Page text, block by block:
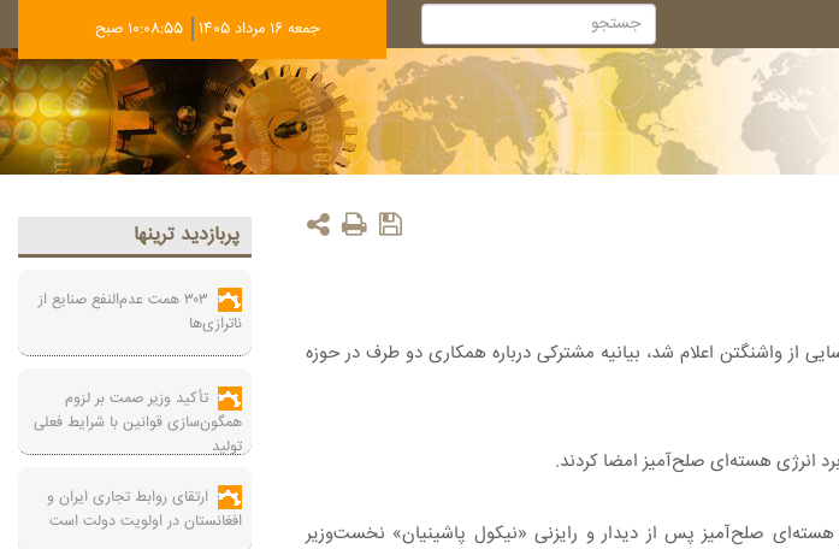
جمعه 16 مرداد 1405 10:08:55 صبح
از واشنگتن اعلام شد، بیانیه مشترکی درباره همکاری دو طرف در حوزه
انرژی هسته‌ای صلح‌آمیز امضا کردند.
هسته‌ای صلح‌آمیز پس از دیدار و رایزنی «نیکول پاشینیان» نخست‌وزیر
پربازديد ترينها
۳۰۳ همت عدم‌النفع صنایع از
ناترازی‌ها
تأکید وزیر صمت بر لزوم
همگون‌سازی قوانین با شرایط فعلی
تولید
ارتقای روابط تجاری ایران و
افغانستان در اولویت دولت است